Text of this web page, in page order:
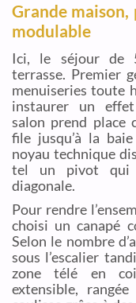
Grande
modulable
Ici, le séjour de
terrasse. Premier
menuiseries toute
instaurer un effet
salon prend place
file jusqu’à la
noyau technique
tel un pivot qui
diagonale.
Pour rendre
choisi un canapé
Selon le nombre
sous l’escalier
zone télé en
extensible,